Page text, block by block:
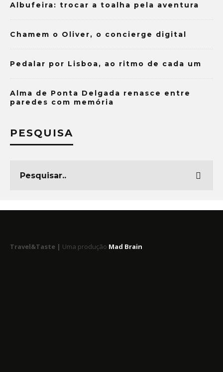
Albufeira: trocar a toalha pela aventura
Chamem o Oliver, o concierge digital
Pedalar por Lisboa, ao ritmo de cada um
Alma de Ponta Delgada renasce entre
paredes com memória
PESQUISA
Travel&Taste | Uma produção Mad Brain